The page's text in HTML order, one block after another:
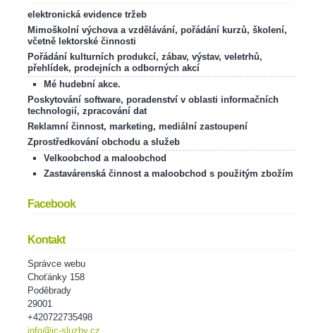
elektronická evidence tržeb
Mimoškolní výchova a vzdělávání, pořádání kurzů, školení,
včetně lektorské činnosti
Pořádání kulturních produkcí, zábav, výstav, veletrhů,
přehlídek, prodejních a odborných akcí
Mé hudební akce.
Poskytování software, poradenství v oblasti informačních
technologií, zpracování dat
Reklamní činnost, marketing, mediální zastoupení
Zprostředkování obchodu a služeb
Velkoobchod a maloobchod
Zastavárenská činnost a maloobchod s použitým zbožím
Facebook
Kontakt
Správce webu
Choťánky 158
Poděbrady
29001
+420722735498
info@jc-sluzby.cz